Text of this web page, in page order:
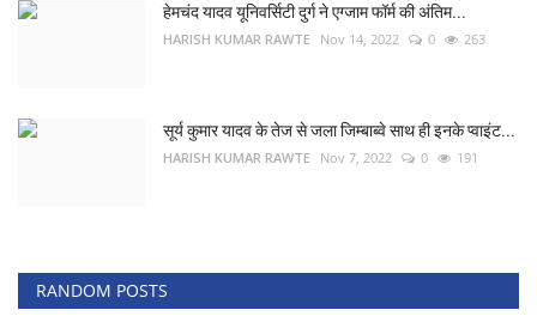
हेमचंद यादव यूनिवर्सिटी दुर्ग ने एग्जाम फॉर्म की अंतिम...
HARISH KUMAR RAWTE Nov 14, 2022 0 263
सूर्य कुमार यादव के तेज से जला जिम्बाब्वे साथ ही इनके प्वाइंट...
HARISH KUMAR RAWTE Nov 7, 2022 0 191
RANDOM POSTS